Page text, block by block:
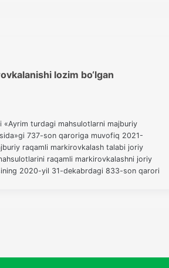
lozim bo‘lgan
turdagi mahsulotlarni majburiy
737-son qaroriga muvofiq 2021-
raqamli markirovkalash talabi joriy
raqamli markirovkalashni joriy
2020-yil 31-dekabrdagi 833-son qarori